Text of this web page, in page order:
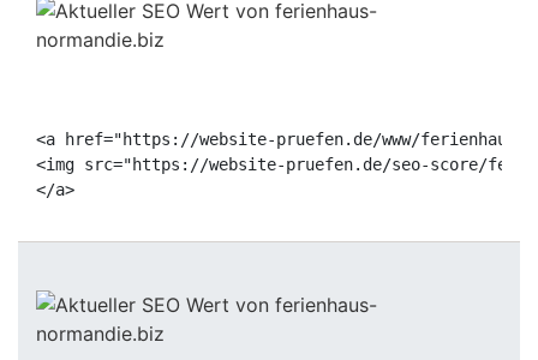
<a href="https://website-pruefen.de/www/
<img src="https://website-pruefen.de/seo-score/